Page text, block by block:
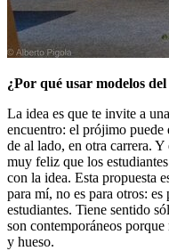
¿Por qué usar modelos del
La idea es que te invite a
encuentro: el prójimo puede
de al lado, en otra carrera. Y
muy feliz que los
con la idea. Esta propuesta
para mí, no es para otros:
estudiantes. Tiene sentido
son contemporáneos
y hueso.